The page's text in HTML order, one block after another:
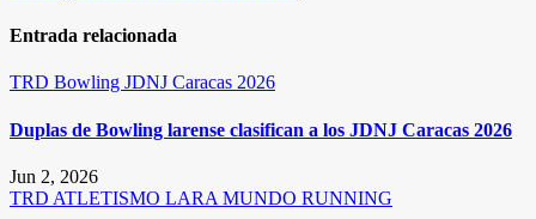
Entrada relacionada
TRD Bowling JDNJ Caracas 2026
Duplas de Bowling larense clasifican a los JDNJ Caracas 2026
Jun 2, 2026
TRD ATLETISMO LARA MUNDO RUNNING